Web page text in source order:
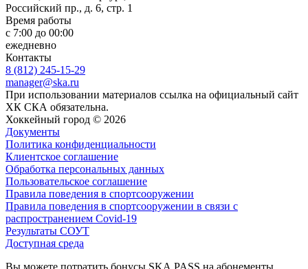
Российский пр., д. 6, стр. 1
Время работы
с 7:00 до 00:00
ежедневно
Контакты
8 (812) 245-15-29
manager@ska.ru
При использовании материалов ссылка на официальный сайт
ХК СКА обязательна.
Хоккейный город © 2026
Документы
Политика конфиденциальности
Клиентское соглашение
Обработка персональных данных
Пользовательское соглашение
Правила поведения в спортсооружении
Правила поведения в спортсооружении в связи с
распространением Covid-19
Результаты СОУТ
Доступная среда